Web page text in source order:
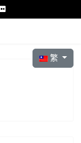
選擇你的語言
繁